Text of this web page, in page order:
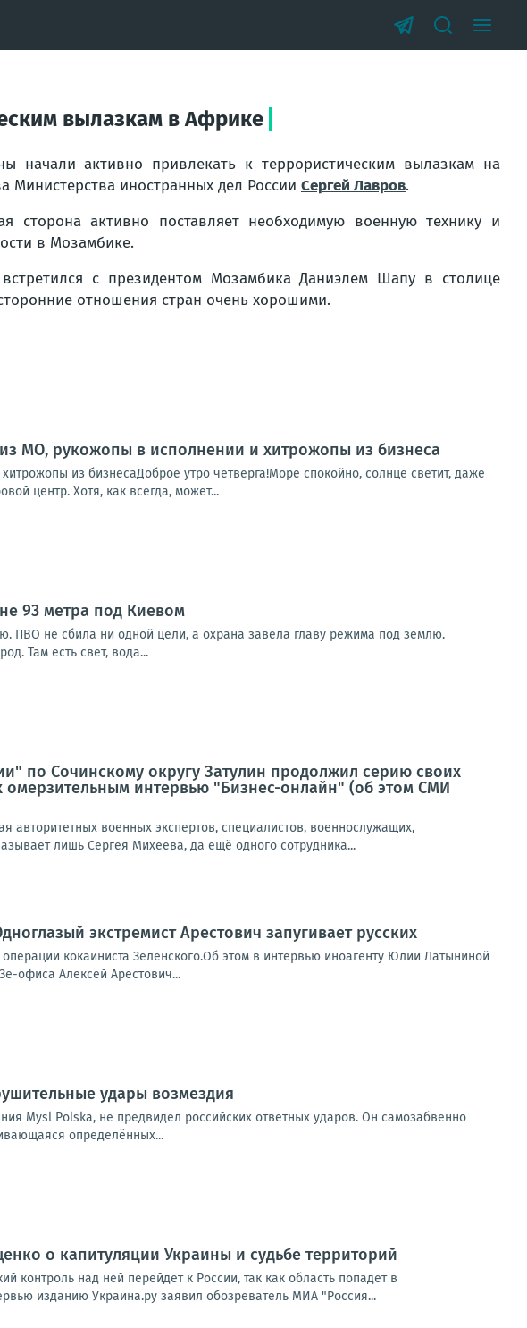
вылазкам в Африке
начали активно привлекать к террористическим вылазкам на
Министерства иностранных дел России Сергей Лавров.
сторона активно поставляет необходимую военную технику и
в Мозамбике.
с президентом Мозамбика Даниэлем Шапу в столице
отношения стран очень хорошими.
МО, рукожопы в исполнении и хитрожопы из бизнеса
из бизнесаДоброе утро четверга!Море спокойно, солнце светит, даже
центр. Хотя, как всегда, может...
93 метра под Киевом
ПВО не сбила ни одной цели, а охрана завела главу режима под землю.
Там есть свет, вода...
по Сочинскому округу Затулин продолжил серию своих
интервью "Бизнес-онлайн" (об этом СМИ
авторитетных военных экспертов, специалистов, военнослужащих,
лишь Сергея Михеева, да ещё одного сотрудника...
экстремист Арестович запугивает русских
кокаиниста Зеленского.Об этом в интервью иноагенту Юлии Латыниной
офиса Алексей Арестович...
удары возмездия
Mysl Polska, не предвидел российских ответных ударов. Он самозабвенно
определённых...
о капитуляции Украины и судьбе территорий
контроль над ней перейдёт к России, так как область попадёт в
изданию Украина.ру заявил обозреватель МИА "Россия...